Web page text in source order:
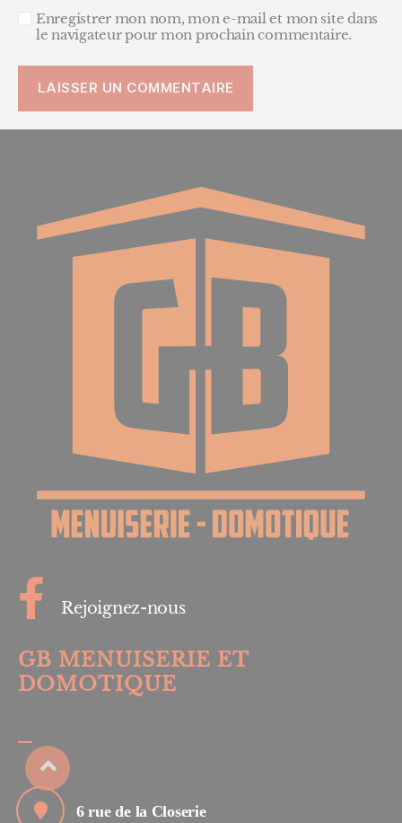
Enregistrer mon nom, mon e-mail et mon site dans
le navigateur pour mon prochain commentaire.
Rejoignez-nous
GB MENUISERIE ET
DOMOTIQUE
6 rue de la Closerie